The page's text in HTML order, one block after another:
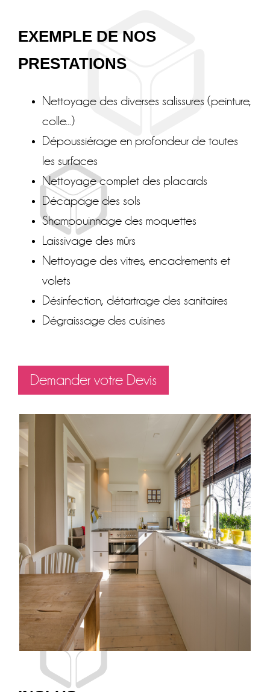
EXEMPLE DE NOS
PRESTATIONS
Nettoyage des diverses salissures (peinture,
colle...)
Dépoussiérage en profondeur de toutes
les surfaces
Nettoyage complet des placards
Décapage des sols
Shampouinnage des moquettes
Laissivage des mûrs
Nettoyage des vitres, encadrements et
volets
Désinfection, détartrage des sanitaires
Dégraissage des cuisines
Demander votre Devis